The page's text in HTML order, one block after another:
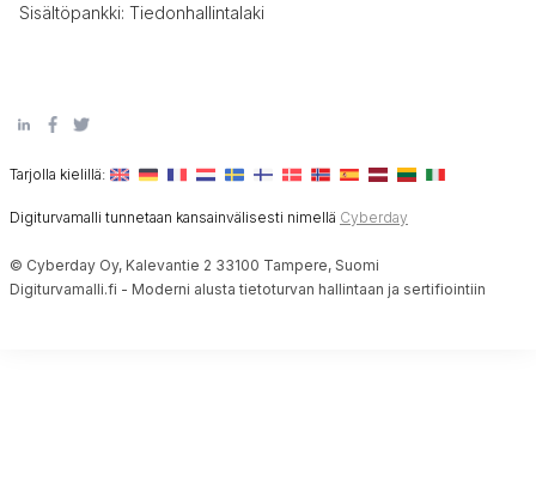
Sisältöpankki: Tiedonhallintalaki
Tarjolla kielillä:
Digiturvamalli tunnetaan kansainvälisesti nimellä Cyberday
© Cyberday Oy, Kalevantie 2 33100 Tampere, Suomi
Digiturvamalli.fi - Moderni alusta tietoturvan hallintaan ja sertifiointiin